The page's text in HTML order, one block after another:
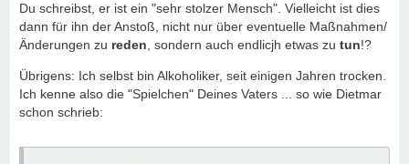
Du schreibst, er ist ein "sehr stolzer Mensch". Vielleicht ist dies
dann für ihn der Anstoß, nicht nur über eventuelle Maßnahmen/
Änderungen zu reden , sondern auch endlicjh etwas zu tun!?
Übrigens: Ich selbst bin Alkoholiker, seit einigen Jahren trocken.
Ich kenne also die "Spielchen" Deines Vaters ... so wie Dietmar
schon schrieb: